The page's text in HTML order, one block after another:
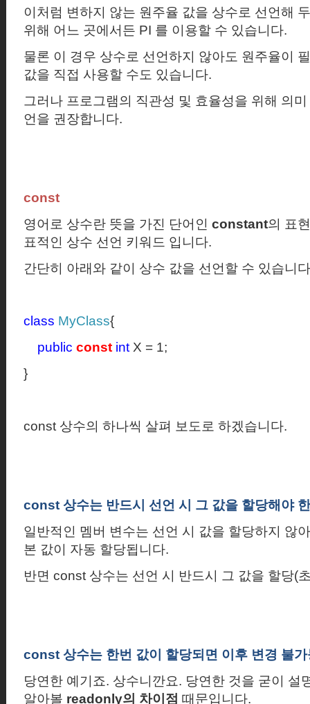
이처럼 변하지 않는 원주율 값을 상수로 선언해
위해 어느 곳에서든 PI 를 이용할 수 있습니다.
물론 이 경우 상수로 선언하지 않아도 원주율이
값을 직접 사용할 수도 있습니다.
그러나 프로그램의 직관성 및 효율성을 위해 의
언을 권장합니다.
const
영어로 상수란 뜻을 가진 단어인 constant의 표
표적인 상수 선언 키워드 입니다.
간단히 아래와 같이 상수 값을 선언할 수 있습니다
class MyClass{
public const int X = 1;
}
const 상수의 하나씩 살펴 보도로 하겠습니다.
const 상수는 반드시 선언 시 그 값을 할당해야
일반적인 멤버 변수는 선언 시 값을 할당하지 않
본 값이 자동 할당됩니다.
반면 const 상수는 선언 시 반드시 그 값을 할당(
const 상수는 한번 값이 할당되면 이후 변경 불
당연한 예기죠. 상수니깐요. 당연한 것을 굳이 설
알아볼 readonly의 차이점 때문입니다.